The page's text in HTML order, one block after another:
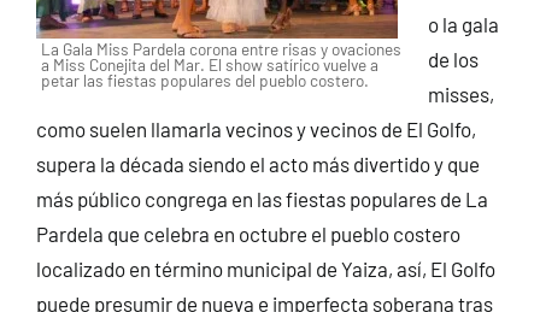
La Gala Miss Pardela corona entre risas y ovaciones
a Miss Conejita del Mar. El show satírico vuelve a
petar las fiestas populares del pueblo costero.
o la gala
de los
misses,
como suelen llamarla vecinos y vecinos de El Golfo,
supera la década siendo el acto más divertido y que
más público congrega en las fiestas populares de La
Pardela que celebra en octubre el pueblo costero
localizado en término municipal de Yaiza, así, El Golfo
puede presumir de nueva e imperfecta soberana tras